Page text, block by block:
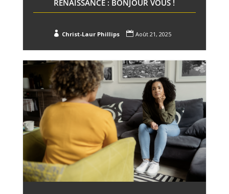
RENAISSANCE : BONJOUR VOUS !
 Christ-Laur Phillips  Août 21, 2025